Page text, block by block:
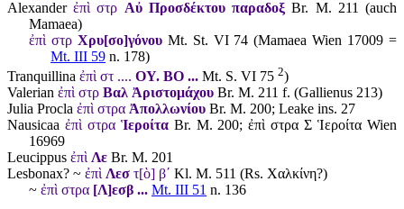
Alexanderἐπὶ στρ Αὐ Προσδέκτου παραδοξ Br. M. 211 (auch
Mamaea)
ἐπὶ στρ Χρυ[σο]γόνουMt. St. VI 74 (Mamaea Wien 17009 =
Mt. III 59 n. 178)
Tranquillina ἐπὶ στ .... ΟΥ. ΒΟ ... Mt. S. VI 75 2)
Valerian ἐπὶ στρ Βαλ Ἀριστομάχου Br. M. 211 f. (Gallienus 213)
Julia Procla ἐπὶ στρα Ἀπολλωνίου Br. M. 200; Leake ins. 27
Nausicaa ἐπὶ στρα ἹεροίταBr. M. 200; ἐπὶ στρα Σ Ἱεροίτα Wien
16969
Leucippus ἐπὶ Λε Br. M. 201
Lesbonax? ~ ἐπὶ Λεσ τ[ὸ] βʹ Kl. M. 511 (Rs. Χαλκίνη?)
~ ἐπὶ στρα [Λ]εσβ ... Mt. III 51 n. 136